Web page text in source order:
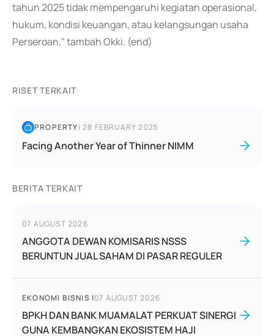
tahun 2025 tidak mempengaruhi kegiatan operasional,
hukum, kondisi keuangan, atau kelangsungan usaha
Perseroan," tambah Okki. (end)
RISET TERKAIT
PROPERTY|28 FEBRUARY 2025
Facing Another Year of Thinner NIMM
BERITA TERKAIT
07 AUGUST 2026
ANGGOTA DEWAN KOMISARIS NSSS
BERUNTUN JUAL SAHAM DI PASAR REGULER
EKONOMI BISNIS |07 AUGUST 2026
BPKH DAN BANK MUAMALAT PERKUAT SINERGI
GUNA KEMBANGKAN EKOSISTEM HAJI